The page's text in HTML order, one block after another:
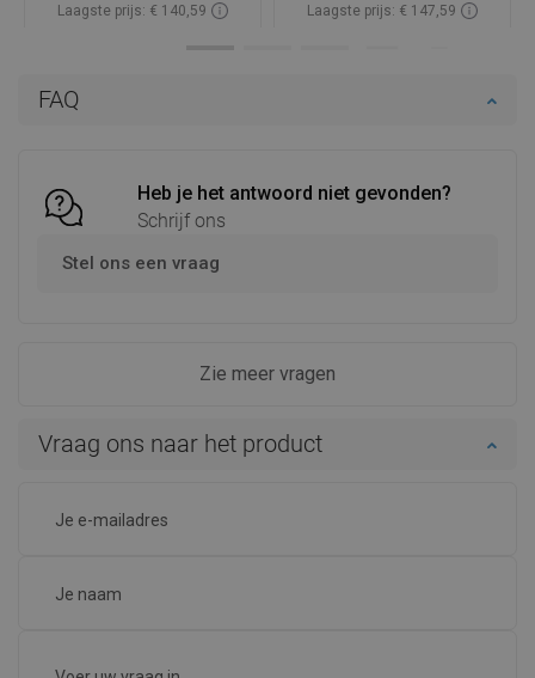
FAQ
Heb je het antwoord niet gevonden?
Schrijf ons
Stel ons een vraag
Zie meer vragen
Vraag ons naar het product
Laagste prijs: € 140,59
Laagste prijs: € 147,59